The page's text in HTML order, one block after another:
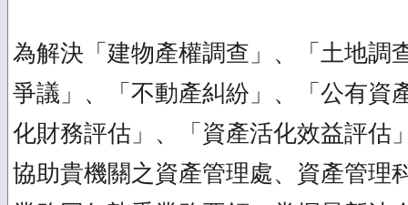
為解決「建物產權調查」、「土地調
爭議」、「不動產糾紛」、「公有資
化財務評估」、「資產活化效益評估
協助貴機關之資產管理處、資產管理